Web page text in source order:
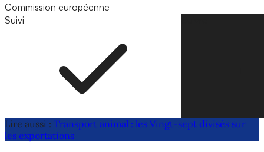
Commission européenne
Suivi
Lire aussi : Transport animal : les Vingt-sept divisés sur
les exportations